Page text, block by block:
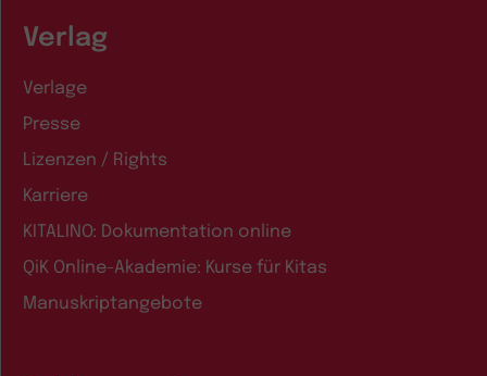
Verlag
Verlage
Presse
Lizenzen / Rights
Karriere
KITALINO: Dokumentation online
QiK Online-Akademie: Kurse für Kitas
Manuskriptangebote